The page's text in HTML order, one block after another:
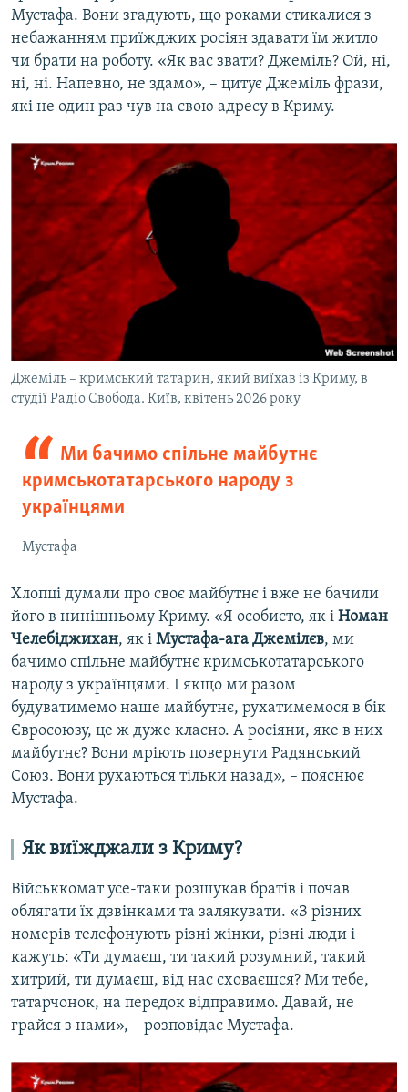
Мустафа. Вони згадують, що роками стикалися з
небажанням приїжджих росіян здавати їм житло
чи брати на роботу. «Як вас звати? Джеміль? Ой, ні,
ні, ні. Напевно, не здамо», – цитує Джеміль фрази,
які не один раз чув на свою адресу в Криму.
Джеміль – кримський татарин, який виїхав із Криму, в
студії Радіо Свобода. Київ, квітень 2026 року
Ми бачимо спільне майбутнє
кримськотатарського народу з
українцями
Мустафа
Хлопці думали про своє майбутнє і вже не бачили
його в нинішньому Криму. «Я особисто, як і Номан
Челебіджихан, як і Мустафа-ага Джемілєв, ми
бачимо спільне майбутнє кримськотатарського
народу з українцями. І якщо ми разом
будуватимемо наше майбутнє, рухатимемося в бік
Євросоюзу, це ж дуже класно. А росіяни, яке в них
майбутнє? Вони мріють повернути Радянський
Союз. Вони рухаються тільки назад», – пояснює
Мустафа.
Як виїжджали з Криму?
Військкомат усе-таки розшукав братів і почав
облягати їх дзвінками та залякувати. «З різних
номерів телефонують різні жінки, різні люди і
кажуть: «Ти думаєш, ти такий розумний, такий
хитрий, ти думаєш, від нас сховаєшся? Ми тебе,
татарчонок, на передок відправимо. Давай, не
грайся з нами», – розповідає Мустафа.